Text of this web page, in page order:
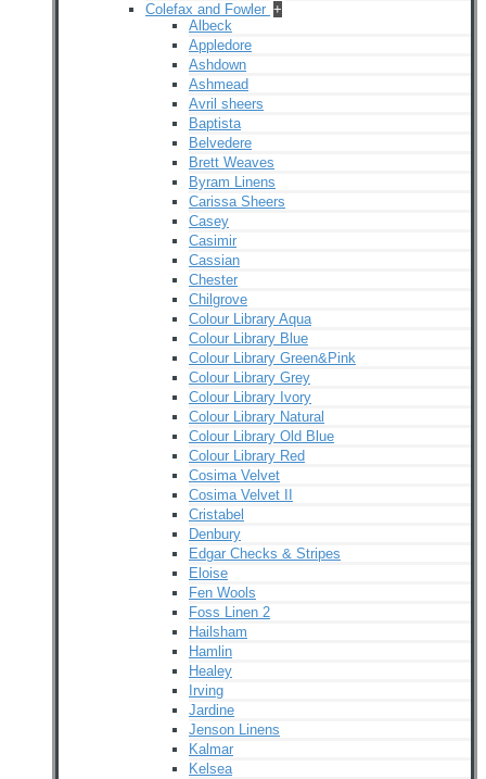
Colefax and Fowler +
Albeck
Appledore
Ashdown
Ashmead
Avril sheers
Baptista
Belvedere
Brett Weaves
Byram Linens
Carissa Sheers
Casey
Casimir
Cassian
Chester
Chilgrove
Colour Library Aqua
Colour Library Blue
Colour Library Green&Pink
Colour Library Grey
Colour Library Ivory
Colour Library Natural
Colour Library Old Blue
Colour Library Red
Cosima Velvet
Cosima Velvet II
Cristabel
Denbury
Edgar Checks & Stripes
Eloise
Fen Wools
Foss Linen 2
Hailsham
Hamlin
Healey
Irving
Jardine
Jenson Linens
Kalmar
Kelsea